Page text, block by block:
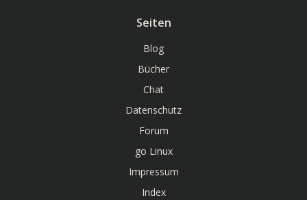
Seiten
Blog
Bücher
Chat
Datenschutz
Forum
go Linux
Impressum
Index